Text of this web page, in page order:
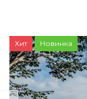
Хит Новинка